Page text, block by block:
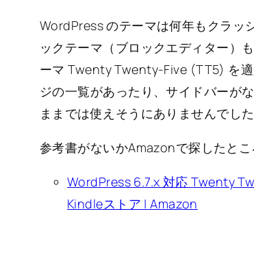
WordPress のテーマは何年もクラッ
ックテーマ（ブロックエディター）
ーマ Twenty Twenty-Five (TT5) を
ジの一覧があったり、サイドバーが
ままでは使えそうにありませんでした
参考書がないかAmazonで探したとこ
WordPress 6.7.x 対応 Twenty
Kindleストア | Amazon